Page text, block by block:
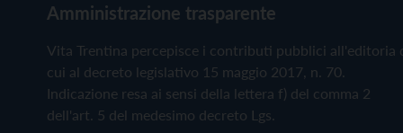
Amministrazione trasparente
Vita Trentina percepisce i contributi pubblici all'editoria
cui al decreto legislativo 15 maggio 2017, n. 70.
Indicazione resa ai sensi della lettera f) del comma 2
dell'art. 5 del medesimo decreto Lgs.